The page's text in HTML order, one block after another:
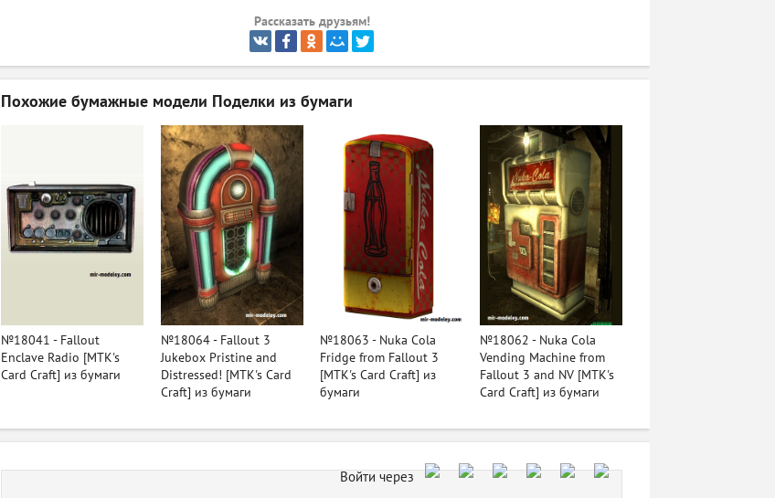
Рассказать друзьям!
Похожие бумажные модели Поделки из бумаги
№18041 - Fallout
Enclave Radio [MTK's
Card Craft] из бумаги
№18064 - Fallout 3
Jukebox Pristine and
Distressed! [MTK's Card
Craft] из бумаги
№18063 - Nuka Cola
Fridge from Fallout 3
[MTK's Card Craft] из
бумаги
№18062 - Nuka Cola
Vending Machine from
Fallout 3 and NV [MTK's
Card Craft] из бумаги